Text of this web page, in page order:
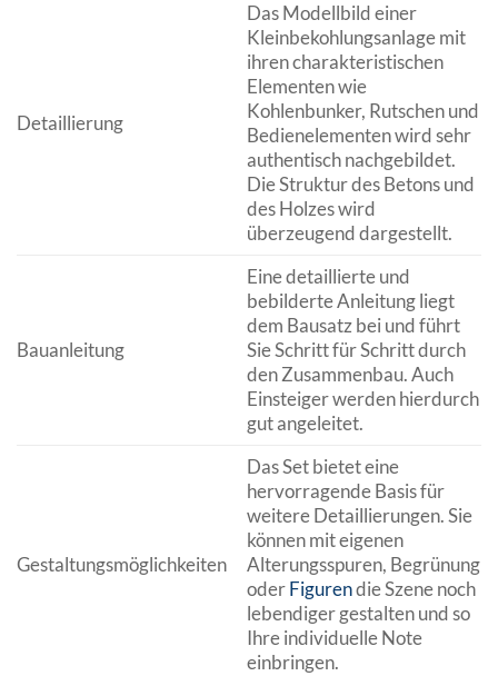
Detaillierung
Das Modellbild einer
Kleinbekohlungsanlage mit
ihren charakteristischen
Elementen wie
Kohlenbunker, Rutschen und
Bedienelementen wird sehr
authentisch nachgebildet.
Die Struktur des Betons und
des Holzes wird
überzeugend dargestellt.
Bauanleitung
Eine detaillierte und
bebilderte Anleitung liegt
dem Bausatz bei und führt
Sie Schritt für Schritt durch
den Zusammenbau. Auch
Einsteiger werden hierdurch
gut angeleitet.
Gestaltungsmöglichkeiten
Das Set bietet eine
hervorragende Basis für
weitere Detaillierungen. Sie
können mit eigenen
Alterungsspuren, Begrünung
oderFigurendie Szene noch
lebendiger gestalten und so
Ihre individuelle Note
einbringen.